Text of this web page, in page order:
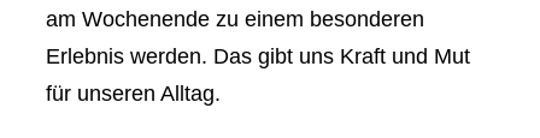
am Wochenende zu einem besonderen
Erlebnis werden. Das gibt uns Kraft und Mut
für unseren Alltag.